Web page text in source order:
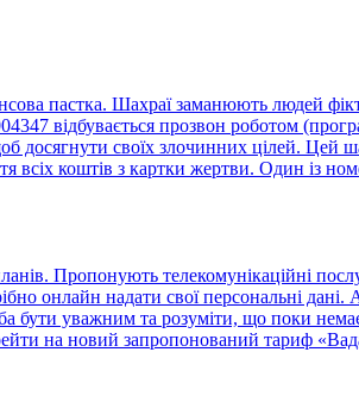
пастка. Шахраї заманюють людей
відбувається прозвон роботом
своїх злочинних цілей. Цей
всіх коштів з картки жертви. Один із
Пропонують телекомунікаційні
онлайн надати свої персональні
бути уважним та розуміти, що поки
на новий запропонований тариф